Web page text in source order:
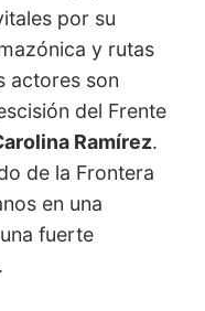
por su
y rutas
actores son
del Frente
Ramírez.
de la Frontera
en una
fuerte